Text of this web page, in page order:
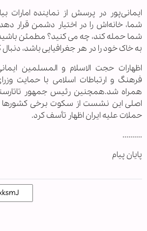
ایمانی‌پور در پرسش از نماینده امارات
شما، خانه‌اش را در اختیار دشمن قرار دهد
شما حمله کند، چه می کنید؟ مطمئن باشید
به خاک خود را در هر جغرافیایی باشد،
اظهارات حجت الاسلام و المسلمین
فرهنگ و ارتباطات اسلامی با حمایت
همراه شد.همچنین رئیس جمهور
اصلی این نشست از سکوت برخی
حملات علیه ایران اظهار تأسف کرد.
..........
پایان پیام